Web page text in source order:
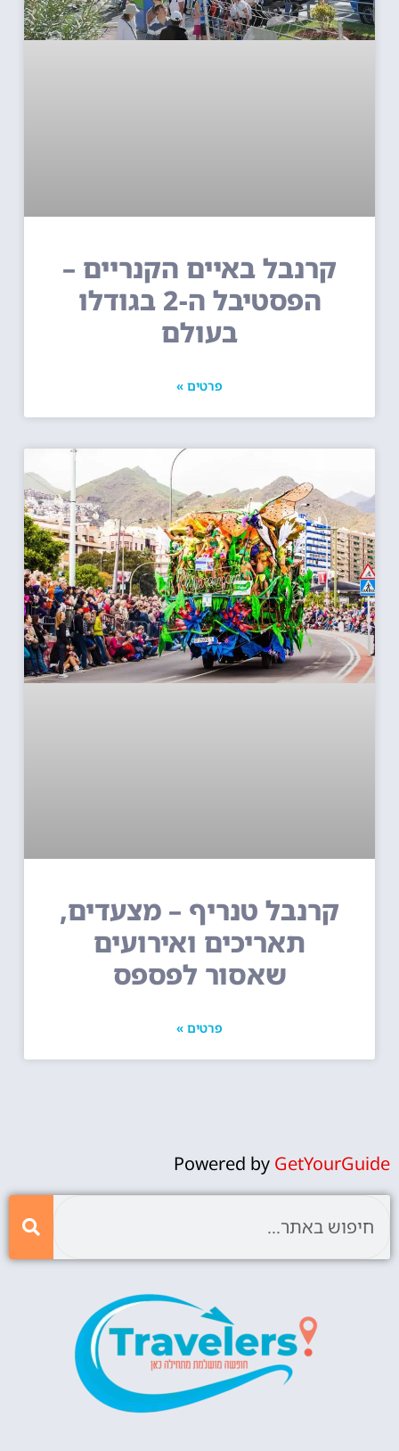
קרנבל באיים הקנריים –
הפסטיבל ה-2 בגודלו
בעולם
פרטים »
קרנבל טנריף – מצעדים,
תאריכים ואירועים
שאסור לפספס
פרטים »
Powered by GetYourGuide